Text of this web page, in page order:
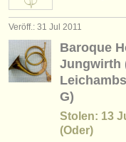
Veröff.: 31 Jul 2011
Baroque
Jungwirth
G)
Stolen: 13
(Oder)